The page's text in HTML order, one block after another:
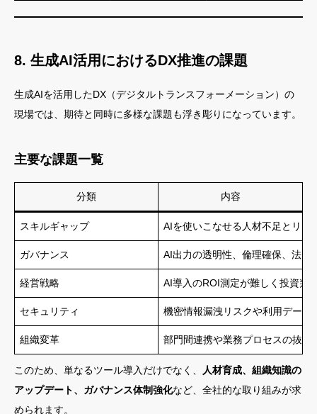
8. 生成AI活用におけるDX推進の課題
生成AIを活用したDX（デジタルトランスフォーメーション）の
現場では、期待と同時に多様な課題も浮き彫りになっています。
主要な課題一覧
分類 内容
スキルギャップ AIを使いこなせる人材不足とリス
ガバナンス AI出力の透明性、倫理確保、法規
経営戦略 AI導入のROI測定が難しく投資判
セキュリティ 機密情報漏洩リスクや利用データ
組織変革 部門間連携や業務プロセスの抜本
このため、単なるツール導入だけでなく、
人材育成、組織知識の
アップデート、ガバナンス体制強化など、全社的な取り組みが求
められます。